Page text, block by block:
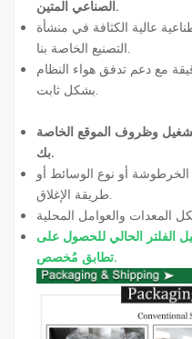
الصناعي المتين.
عالية الكثافة في منشأة
التصنيع الخاصة بنا.
مع دعم تدفق هواء النظام
بشكل ثابت.
وظروف الموقع الخاصة
بك.
أو نوع الوسائط أو
طريقة الإغلاق.
الفلتر الحالي للحصول على
تطابق مُخصص.